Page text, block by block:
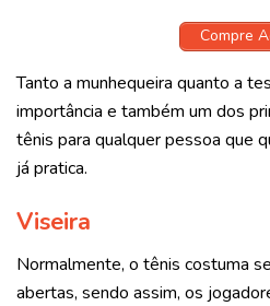
Compre
Tanto a munhequeira quanto a
importância e também um dos
tênis para qualquer pessoa que
já pratica.
Viseira
Normalmente, o tênis costuma
abertas, sendo assim, os